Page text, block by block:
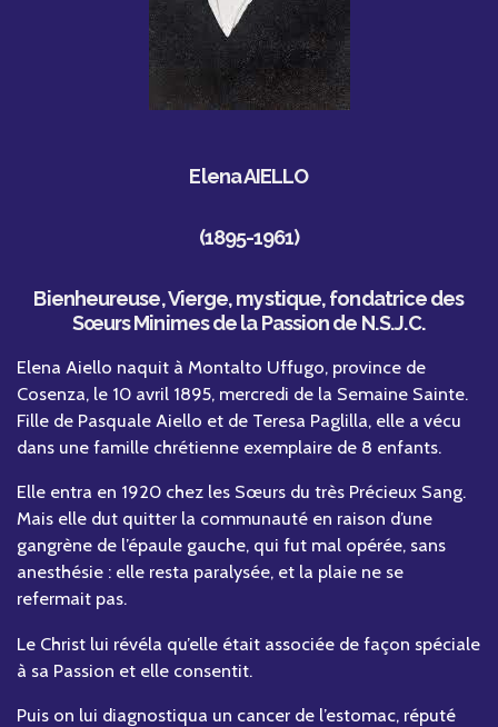
Elena AIELLO
(1895-1961)
Bienheureuse, Vierge, mystique, fondatrice des
Sœurs Minimes de la Passion de N.S.J.C.
Elena Aiello naquit à Montalto Uffugo, province de
Cosenza, le 10 avril 1895, mercredi de la Semaine Sainte.
Fille de Pasquale Aiello et de Teresa Paglilla, elle a vécu
dans une famille chrétienne exemplaire de 8 enfants.
Elle entra en 1920 chez les Sœurs du très Précieux Sang.
Mais elle dut quitter la communauté en raison d’une
gangrène de l’épaule gauche, qui fut mal opérée, sans
anesthésie : elle resta paralysée, et la plaie ne se
refermait pas.
Le Christ lui révéla qu’elle était associée de façon spéciale
à sa Passion et elle consentit.
Puis on lui diagnostiqua un cancer de l’estomac, réputé